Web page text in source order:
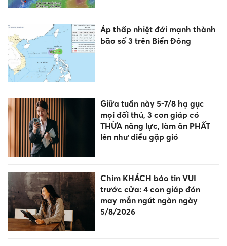
Áp thấp nhiệt đới mạnh thành
bão số 3 trên Biển Đông
Giữa tuần này 5-7/8 hạ gục
mọi đối thủ, 3 con giáp có
THỪA năng lực, làm ăn PHẤT
lên như diều gặp gió
Chim KHÁCH báo tin VUI
trước cửa: 4 con giáp đón
may mắn ngút ngàn ngày
5/8/2026